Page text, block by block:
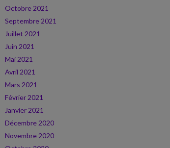
Octobre 2021
Septembre 2021
Juillet 2021
Juin 2021
Mai 2021
Avril 2021
Mars 2021
Février 2021
Janvier 2021
Décembre 2020
Novembre 2020